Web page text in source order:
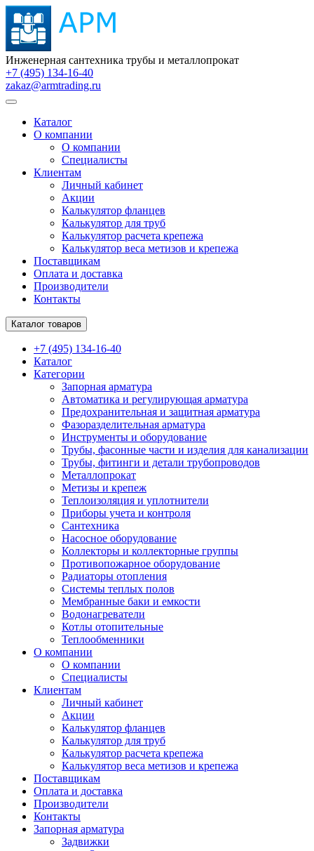
Инженерная сантехника трубы и металлопрокат
+7 (495) 134-16-40
zakaz@armtrading.ru
Каталог
О компании
О компании
Специалисты
Клиентам
Личный кабинет
Акции
Калькулятор фланцев
Калькулятор для труб
Калькулятор расчета крепежа
Калькулятор веса метизов и крепежа
Поставщикам
Оплата и доставка
Производители
Контакты
Каталог товаров
+7 (495) 134-16-40
Каталог
Категории
Запорная арматура
Автоматика и регулирующая арматура
Предохранительная и защитная арматура
Фазоразделительная арматура
Инструменты и оборудование
Трубы, фасонные части и изделия для канализации
Трубы, фитинги и детали трубопроводов
Металлопрокат
Метизы и крепеж
Теплоизоляция и уплотнители
Приборы учета и контроля
Сантехника
Насосное оборудование
Коллекторы и коллекторные группы
Противопожарное оборудование
Радиаторы отопления
Системы теплых полов
Мембранные баки и емкости
Водонагреватели
Котлы отопительные
Теплообменники
О компании
О компании
Специалисты
Клиентам
Личный кабинет
Акции
Калькулятор фланцев
Калькулятор для труб
Калькулятор расчета крепежа
Калькулятор веса метизов и крепежа
Поставщикам
Оплата и доставка
Производители
Контакты
Запорная арматура
Задвижки